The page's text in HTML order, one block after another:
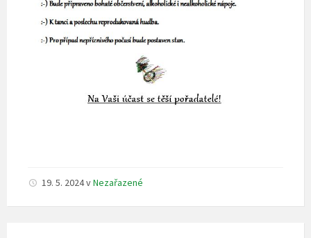
19. 5. 2024vNezařazené